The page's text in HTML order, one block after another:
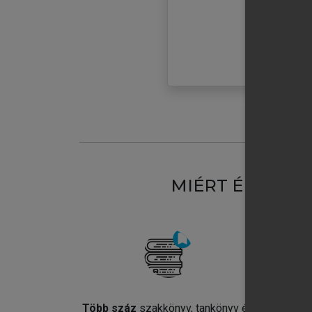
MIÉRT
Több száz szakkönyv, tankönyv és